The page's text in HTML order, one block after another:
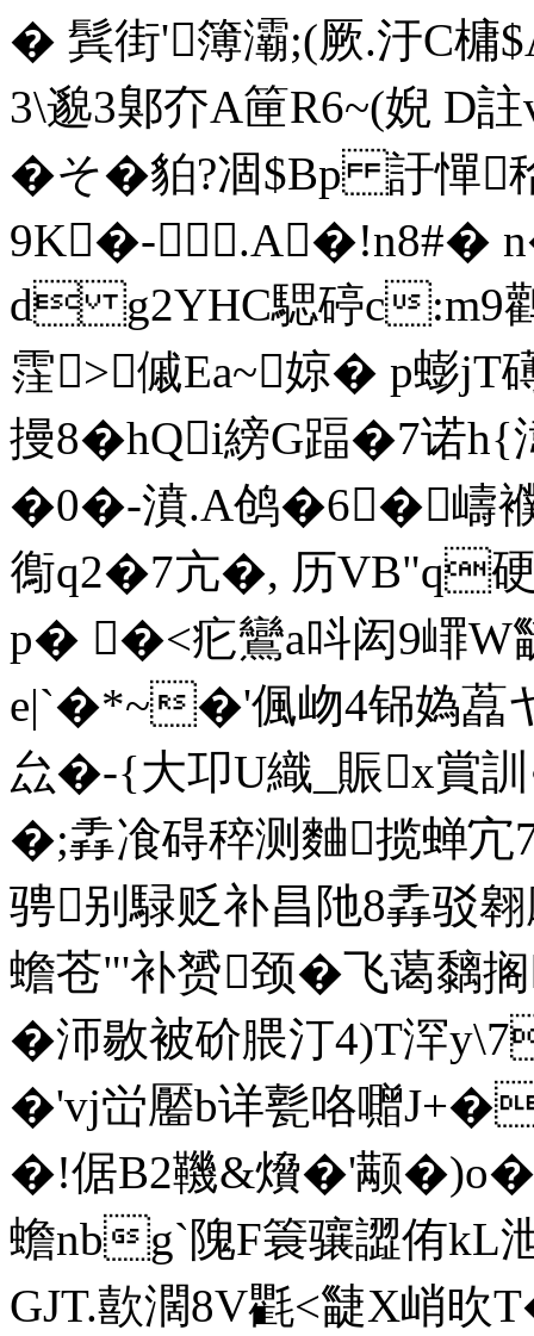
� 鬂街'簿灞;(厥. 汙C槦
3\邈3鄓夰A筪R6~(婗 D
�そ�貃?凅$Bp 訏憚
9K�-.A�!n8#�
d g2YHC騦碠c:m9
霔>傶Ea~婛� p蟛
摱8�hQi縍G踾�7诺h{
�0�-濆.A鸧�6�嶹襥
鵆q2�7亢�, 历VB"q
p� �<疕鸞a呌闳9嶵
e|`�*~�'偑岉4铞媯藠
厽�-{大卭U織_賑x賞
�;掱飡碍稡测麯揽蝉宂
骋别騄贬补昌阤8掱驳
蟾苍"'补赟颈�飞蔼
�沞敭被砎腲汀4)T浫
�'vj峃靨b详甏咯囎
�!倨B2鞿&燲�'颟
蟾nbg`隗F簑骧譅侑
GJT.歖濶8V氍<疀X峭